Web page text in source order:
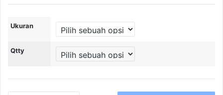
Ukuran
Qtty